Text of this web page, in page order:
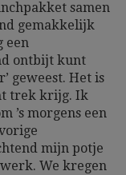
samen
gemakkelijk
een
ontbijt kunt
geweest. Het is
trek krijg. Ik
’s morgens een
mijn potje
We kregen